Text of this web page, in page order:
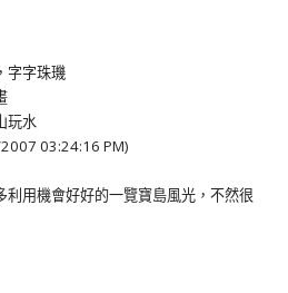
字字珠璣
玩水
03:24:16 PM)
利用機會好好的一覽寶島風光，不然很